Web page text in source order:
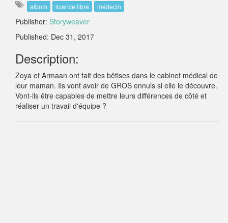
album licence libre médecin
Publisher: Storyweaver
Published: Dec 31, 2017
Description:
Zoya et Armaan ont fait des bêtises dans le cabinet médical de
leur maman. Ils vont avoir de GROS ennuis si elle le découvre.
Vont-ils être capables de mettre leurs différences de côté et
réaliser un travail d'équipe ?